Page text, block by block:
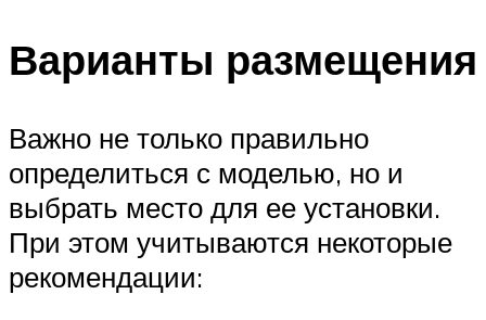
Варианты размещения
Важно не только правильно
определиться с моделью, но и
выбрать место для ее установки.
При этом учитываются некоторые
рекомендации: